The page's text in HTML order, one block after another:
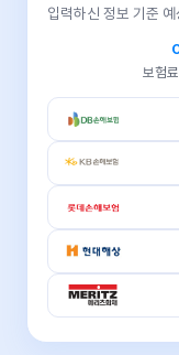
입력하신 정보 기준
보험